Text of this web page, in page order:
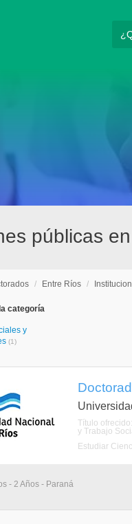
públicas
/ Entre Ríos /
categoría
y
(1)
Título
y Trabajo
Estudiar
- 2 Años - Paraná